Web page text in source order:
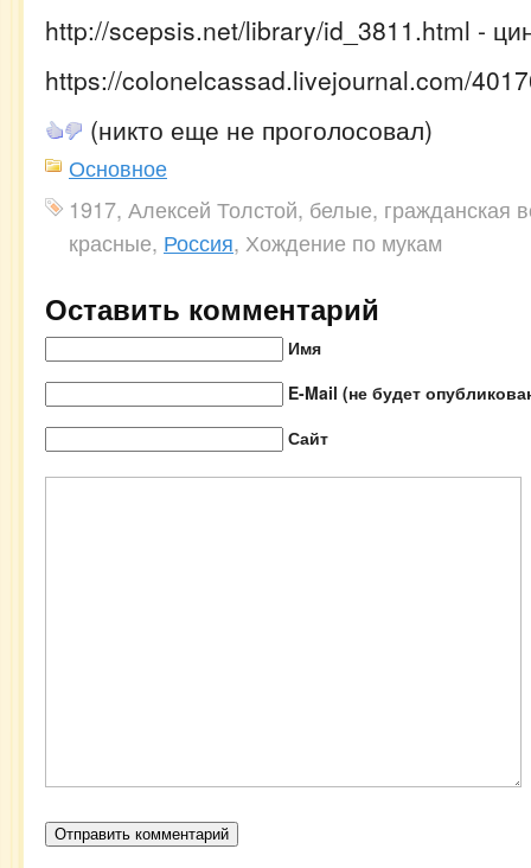
http://scepsis.net/library/id_3811.html -
https://colonelcassad.livejournal.com/
(никто еще не проголосовал)
Основное
1917, Алексей Толстой, белые, гражданская
красные, Россия, Хождение по мукам
Оставить комментарий
Имя
E-Mail (не будет
Сайт